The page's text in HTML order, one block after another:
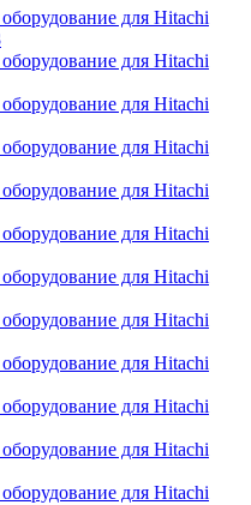
для Hitachi
для Hitachi
для Hitachi
для Hitachi
для Hitachi
для Hitachi
для Hitachi
для Hitachi
для Hitachi
для Hitachi
для Hitachi
для Hitachi